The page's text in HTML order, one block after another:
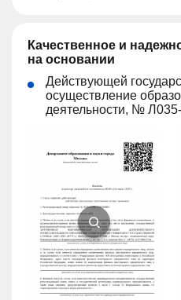
Качественное и
на основании
Действующей
осуществление
деятельности, №